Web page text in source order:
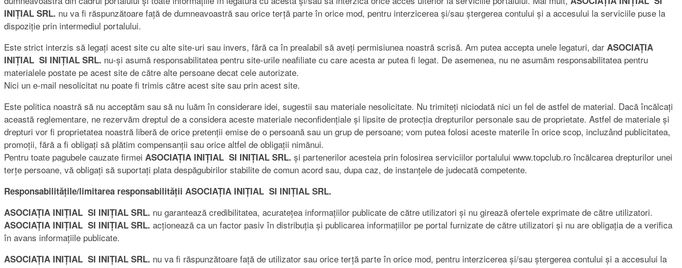
INIȚIAL SRL. nu va fi răspunzătoare față de dumneavoastră sau orice terță parte în orice mod, pentru interzicerea și/sau ștergerea contului și a accesului la serviciile puse la
dispoziție prin intermediul portalului.
Este strict interzis să legați acest site cu alte site-uri sau invers, fără ca în prealabil să aveți permisiunea noastră scrisă. Am putea accepta unele legaturi, dar ASOCIAȚIA
INIȚIAL SI INIȚIAL SRL. nu-și asumă responsabilitatea pentru site-urile neafiliate cu care acesta ar putea fi legat. De asemenea, nu ne asumăm responsabilitatea pentru
materialele postate pe acest site de către alte persoane decat cele autorizate.
Nici un e-mail nesolicitat nu poate fi trimis către acest site sau prin acest site.
Este politica noastră să nu acceptăm sau să nu luăm în considerare idei, sugestii sau materiale nesolicitate. Nu trimiteți niciodată nici un fel de astfel de material. Dacă încălcați
această reglementare, ne rezervăm dreptul de a considera aceste materiale neconfidențiale și lipsite de protecția drepturilor personale sau de proprietate. Astfel de materiale și
drepturi vor fi proprietatea noastră liberă de orice pretenții emise de o persoană sau un grup de persoane; vom putea folosi aceste materile în orice scop, incluzând publicitatea,
promoții, fără a fi obligați să plătim compensanții sau orice altfel de obligații nimănui.
Pentru toate pagubele cauzate firmei ASOCIAȚIA INIȚIAL SI INIȚIAL SRL. și partenerilor acesteia prin folosirea serviciilor portalului www.topclub.ro încălcarea drepturilor unei
terțe persoane, vă obligați să suportați plata despăgubirilor stabilite de comun acord sau, dupa caz, de instanțele de judecată competente.
Responsabilitățile/limitarea responsabilității ASOCIAȚIA INIȚIAL SI INIȚIAL SRL.
ASOCIAȚIA INIȚIAL SI INIȚIAL SRL. nu garantează credibilitatea, acuratețea informațiilor publicate de către utilizatori și nu girează ofertele exprimate de către utilizatori.
ASOCIAȚIA INIȚIAL SI INIȚIAL SRL. acționează ca un factor pasiv în distribuția și publicarea informațiilor pe portal furnizate de către utilizatori și nu are obligația de a verifica
în avans informațiile publicate.
ASOCIAȚIA INIȚIAL SI INIȚIAL SRL. nu va fi răspunzătoare față de utilizator sau orice terță parte în orice mod, pentru interzicerea și/sau ștergerea contului și a accesului la